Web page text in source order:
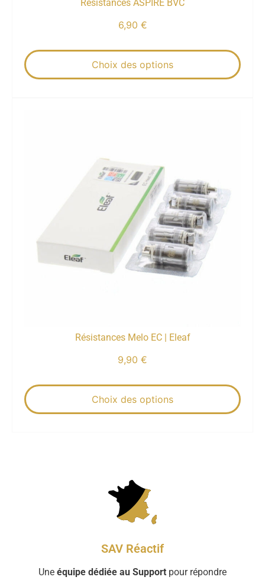
Résistances ASPIRE BVC
6,90 €
Choix des options
Résistances Melo EC | Eleaf
9,90 €
Choix des options
SAV Réactif
Une équipe dédiée au Support pour répondre